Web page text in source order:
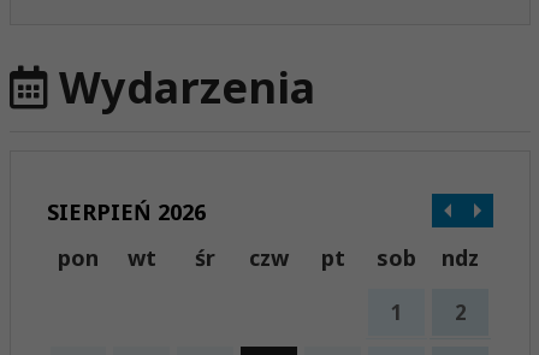
Wydarzenia
SIERPIEŃ 2026
pon
wt śr czw pt sob ndz
1 2